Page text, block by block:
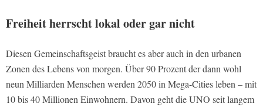
Freiheit herrscht lokal oder gar nicht
Diesen Gemeinschaftsgeist braucht es aber auch in den urbanen
Zonen des Lebens von morgen. Über 90 Prozent der dann wohl
neun Milliarden Menschen werden 2050 in Mega-Cities leben – mit
10 bis 40 Millionen Einwohnern. Davon geht die UNO seit langem